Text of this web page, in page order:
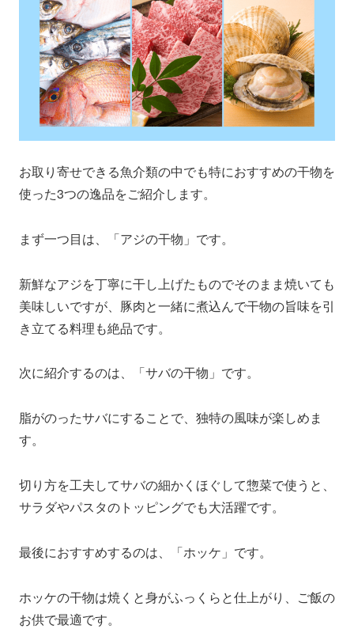
お取り寄せできる魚介類の中でも特におすすめの干物を
使った3つの逸品をご紹介します。
まず一つ目は、「アジの干物」です。
新鮮なアジを丁寧に干し上げたものでそのまま焼いても
美味しいですが、豚肉と一緒に煮込んで干物の旨味を引
き立てる料理も絶品です。
次に紹介するのは、「サバの干物」です。
脂がのったサバにすることで、独特の風味が楽しめま
す。
切り方を工夫してサバの細かくほぐして惣菜で使うと、
サラダやパスタのトッピングでも大活躍です。
最後におすすめするのは、「ホッケ」です。
ホッケの干物は焼くと身がふっくらと仕上がり、ご飯の
お供で最適です。